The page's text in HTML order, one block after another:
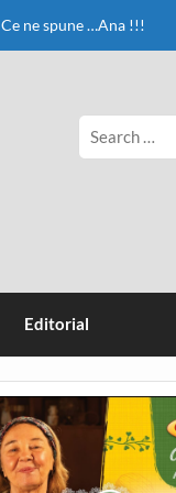
Ce ne spune …Ana !!!
Editorial